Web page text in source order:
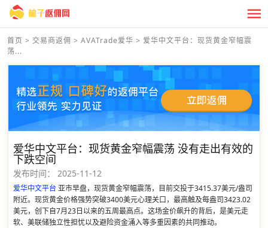
首页 > 交易商返佣 > AVATrade爱华 > 爱华中文平台：现货黄金窄幅震
荡...
爱华中文平台：现货黄金窄幅震荡 没有走出有效的
下跌空间
发布时间： 2025-11-12
爱华中文平台 亚市早盘，现货黄金窄幅震荡，目前交投于3415.37美元/盎司
附近。现货黄金价格强势突破3400美元心理关口，最高触及每盎司3423.02
美元，创下自7月23日以来的五周最高点。这场金价飙升的背后，是美元走
软、美联储独立性担忧以及避险资金涌入等多重因素的共同推动。